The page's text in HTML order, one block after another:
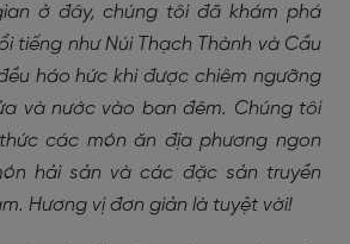
ở đây, chúng tôi đã khám phá
tiếng như Núi Thạch Thành và Cầu
háo hức khi được chiêm ngưỡng
và nước vào ban đêm. Chúng tôi
các món ăn địa phương ngon
hải sản và các đặc sản truyền
Hương vị đơn giản là tuyệt vời!